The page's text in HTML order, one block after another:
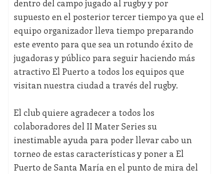
dentro del campo jugado al rugby y por
supuesto en el posterior tercer tiempo ya que el
equipo organizador lleva tiempo preparando
este evento para que sea un rotundo éxito de
jugadoras y público para seguir haciendo más
atractivo El Puerto a todos los equipos que
visitan nuestra ciudad a través del rugby.
El club quiere agradecer a todos los
colaboradores del II Mater Series su
inestimable ayuda para poder llevar cabo un
torneo de estas características y poner a El
Puerto de Santa María en el punto de mira del